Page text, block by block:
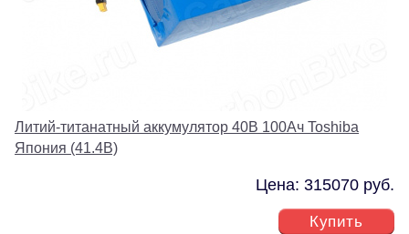
Литий-титанатный аккумулятор 40В 100Ач Toshiba
Япония (41.4В)
Цена: 315070 руб.
Купить